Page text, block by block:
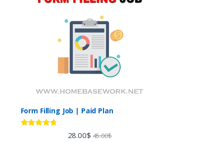
Form Filling Job | Paid Plan
28.00$ 45.00$